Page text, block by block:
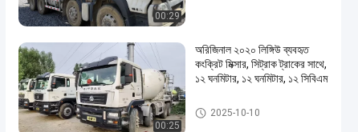
00:29
00:25
অরিজিনাল ২০২০ লিঙ্গিউ ব্যবহৃত
কংক্রিট মিক্সার, সিট্রাক ট্রাকের সাথে,
১২ ঘনমিটার, ১২ ঘনমিটার, ১২ সিবিএম
ব্যবহৃত কংক্রিট মিক্সার ট্রাক
2025-10-10